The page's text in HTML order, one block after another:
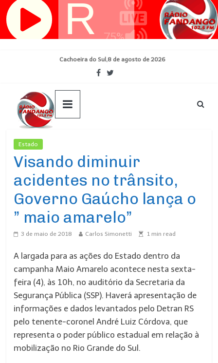
Pular
para
Cachoeira do Sul,8 de agosto de 2026
Estado
Visando diminuir
acidentes no trânsito,
Governo Gaúcho lança o
” maio amarelo”
3 de maio de 2018 Carlos Simonetti 1 min read
A largada para as ações do Estado dentro da
campanha Maio Amarelo acontece nesta sexta-
feira (4), às 10h, no auditório da Secretaria da
Segurança Pública (SSP). Haverá apresentação de
informações e dados levantados pelo Detran RS
pelo tenente-coronel André Luiz Córdova, que
representa o poder público estadual em relação à
mobilização no Rio Grande do Sul.